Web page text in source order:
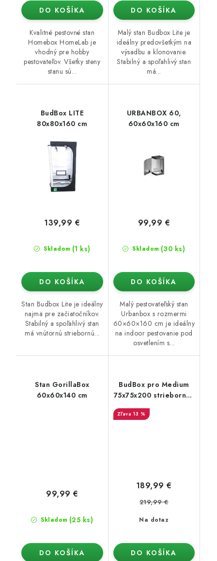
DO KOŠÍKA
Kvalitné pestovné stan
Homebox HomeLab je
vhodný pre hobby
pestovateľov. Všetky steny
stanu sú...
DO KOŠÍKA
Malý stan Budbox Lite je
ideálny predovšetkým na
výsadbu a klonovanie.
Stabilný a spoľahlivý stan
má...
BudBox LITE
80x80x160 cm
Skladom (1 ks)
139,99 €
DO KOŠÍKA
Stan Budbox Lite je ideálny
najmä pre začiatočníkov.
Stabilný a spoľahlivý stan
má vnútornú striebornú...
URBANBOX 60,
60x60x160 cm
Skladom (30 ks)
99,99 €
DO KOŠÍKA
Malý pestovateľský stan
Urbanbox s rozmermi
60×60×160 cm je ideálny
na indoor pestovanie pod
osvetlením s...
Stan GorillaBox
60x60x140 cm
Skladom (25 ks)
99,99 €
DO KOŠÍKA
BudBox pro Medium
75x75x200 strieborný -
13 %
Na dotaz
189,99 €
219,99 €
DO KOŠÍKA